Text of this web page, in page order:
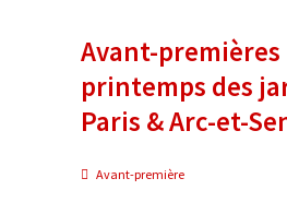
Avant-premières
printemps des
Paris & Arc-et-
Avant-première